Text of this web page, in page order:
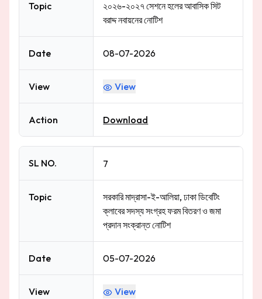
Topic
২০২৬-২০২৭ সেশনে হলের আবাসিক সিট
বরাদ্দ নবায়নের নোটিশ
Date 08-07-2026
View View
Action Download
SL NO. 7
Topic
সরকারি মাদ্রাসা-ই-আলিয়া, ঢাকা ডিবেটিং
ক্লাবের সদস্য সংগ্রহ ফরম বিতরণ ও জমা
প্রদান সংক্রান্ত নোটিশ
Date 05-07-2026
View View